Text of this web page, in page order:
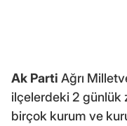
Ak Parti Ağrı
ilçelerdeki 2 günlük
birçok kurum ve